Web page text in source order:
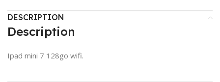
DESCRIPTION
Description
Ipad mini 7 128go wifi.